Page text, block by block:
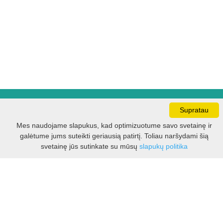
Filtras
VI -VII 10.00 - 16.00 val.
Supratau
Mes naudojame slapukus, kad optimizuotume savo svetainę ir
galėtume jums suteikti geriausią patirtį. Toliau naršydami šią
svetainę jūs sutinkate su mūsų slapukų politika